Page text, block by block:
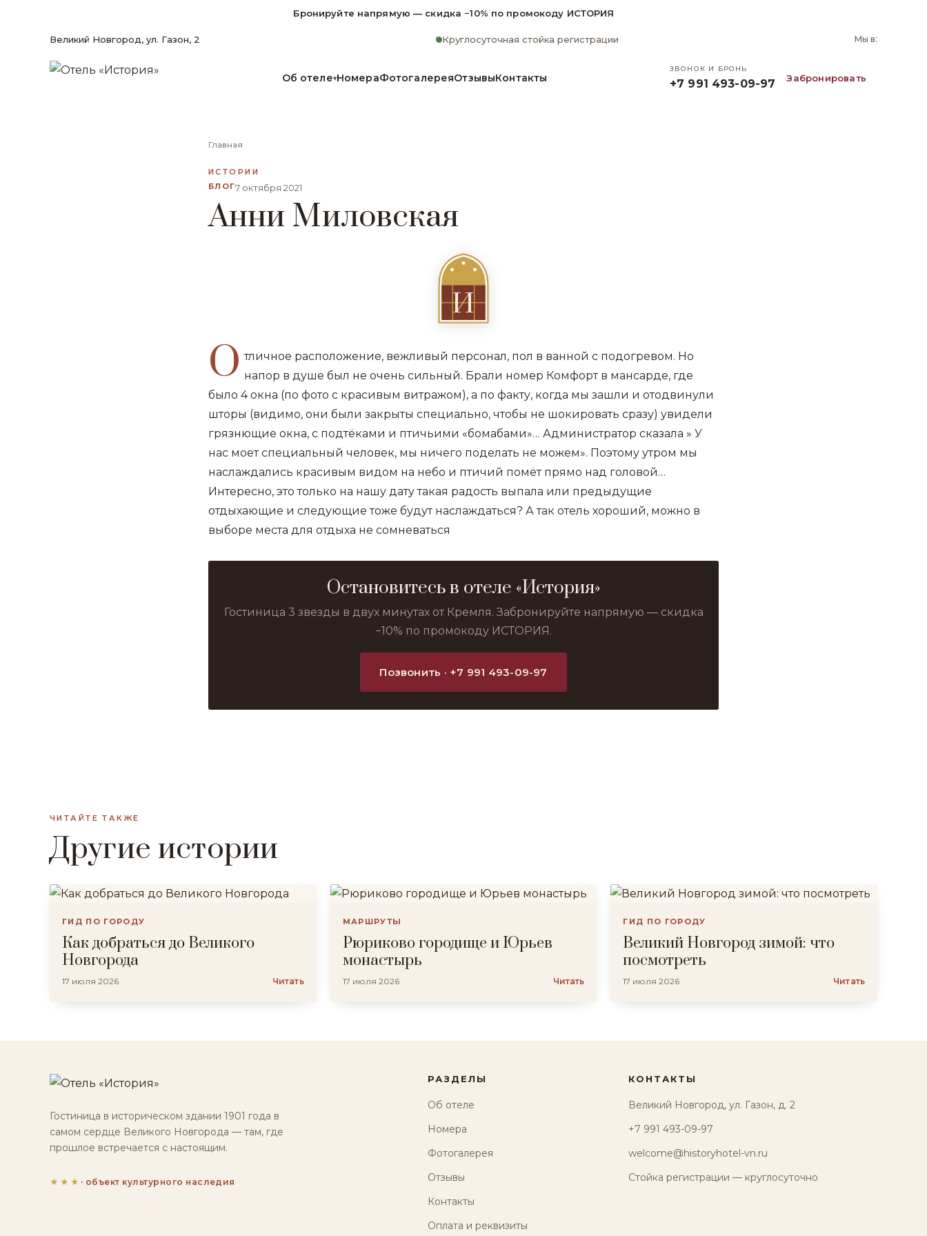
Бронируйте напрямую — скидка −10% по промокоду ИСТОРИЯ
Великий Новгород, ул. Газон, 2 Круглосуточная стойка регистрации Мы в:
Об отеле▾НомераФотогалереяОтзывыКонтакты
ЗВОНОК И БРОНЬ
+7 991 493-09-97 Забронировать
Главная
ИСТОРИИ
БЛОГ7 октября 2021
Анни Миловская
И
О тличное расположение, вежливый персонал, пол в ванной с подогревом. Но
напор в душе был не очень сильный. Брали номер Комфорт в мансарде, где
было 4 окна (по фото с красивым витражом), а по факту, когда мы зашли и отодвинули
шторы (видимо, они были закрыты специально, чтобы не шокировать сразу) увидели
грязнющие окна, с подтëками и птичьими «бомабами»… Администратор сказала » У
нас моет специальный человек, мы ничего поделать не можем». Поэтому утром мы
наслаждались красивым видом на небо и птичий помëт прямо над головой…
Интересно, это только на нашу дату такая радость выпала или предыдущие
отдыхающие и следующие тоже будут наслаждаться? А так отель хороший, можно в
выборе места для отдыха не сомневаться
Остановитесь в отеле «История»
Гостиница 3 звезды в двух минутах от Кремля. Забронируйте напрямую — скидка
−10% по промокоду ИСТОРИЯ.
Позвонить · +7 991 493-09-97
ЧИТАЙТЕ ТАКЖЕ
Другие истории
ГИД ПО ГОРОДУ
Как добраться до Великого
Новгорода
17 июля 2026 Читать
МАРШРУТЫ
Рюриково городище и Юрьев
монастырь
17 июля 2026 Читать
ГИД ПО ГОРОДУ
Великий Новгород зимой: что
посмотреть
17 июля 2026 Читать
Гостиница в историческом здании 1901 года в
самом сердце Великого Новгорода — там, где
прошлое встречается с настоящим.
★★★ · объект культурного наследия
РАЗДЕЛЫ
Об отеле
Номера
Фотогалерея
Отзывы
Контакты
Оплата и реквизиты
КОНТАКТЫ
Великий Новгород, ул. Газон, д. 2
+7 991 493-09-97
welcome@historyhotel-vn.ru
Стойка регистрации — круглосуточно